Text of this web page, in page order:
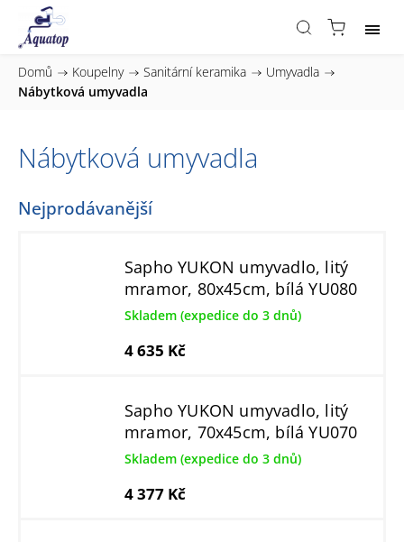
Domů / Koupelny / Sanitární keramika / Umyvadla /
Nábytková umyvadla
Nábytková umyvadla
Nejprodávanější
Sapho YUKON umyvadlo, litý
mramor, 80x45cm, bílá YU080
Skladem (expedice do 3 dnů)
4 635 Kč
Sapho YUKON umyvadlo, litý
mramor, 70x45cm, bílá YU070
Skladem (expedice do 3 dnů)
4 377 Kč